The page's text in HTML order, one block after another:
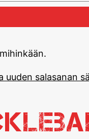
uuden salasanan